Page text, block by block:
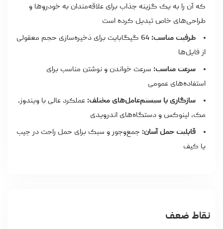
که آن را به یک گزینه جذاب برای علاقه‌مندان به خودروها و
طراحی‌های خاص تبدیل کرده است
ظرفیت مناسب:
64 گیگابایت برای ذخیره‌سازی حجم معقولی
از فایل‌ها
سرعت مناسب: سرعت خواندن و نوشتن مناسب برای
استفاده‌های عمومی
سازگاری با سیستم‌عامل‌های مختلف: عملکرد عالی با ویندوز،
مک، لینوکس و دستگاه‌های اندرویدی
قابلیت حمل آسان: جمع‌وجور و سبک برای حمل راحت در جیب
یا کیف
نقاط ضعف